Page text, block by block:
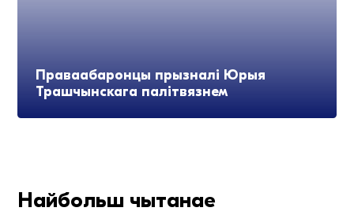
Праваабаронцы прызналі Юрыя
Трашчынскага палітвязнем
Найбольш чытанае